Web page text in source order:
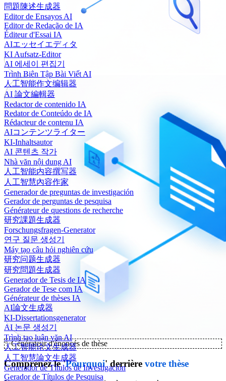
問題陳述生成器
Editor de Ensayos AI
Editor de Redação de IA
Éditeur d'Essai IA
AIエッセイエディタ
KI Aufsatz-Editor
AI 에세이 편집기
Trình Biên Tập Bài Viết AI
人工智能作文编辑器
AI 論文編輯器
Redactor de contenido IA
Redator de Conteúdo de IA
Rédacteur de contenu IA
AIコンテンツライター
KI-Inhaltsautor
AI 콘텐츠 작가
Nhà văn nội dung AI
人工智能内容撰写器
人工智慧內容作家
Generador de preguntas de investigación
Gerador de perguntas de pesquisa
Générateur de questions de recherche
研究課題生成器
Forschungsfragen-Generator
연구 질문 생성기
Máy tạo câu hỏi nghiên cứu
研究问题生成器
研究問題生成器
Generador de Tesis de IA
Gerador de Tese com IA
Générateur de thèses IA
AI論文生成器
KI-Dissertationsgenerator
AI 논문 생성기
Trình tạo luận văn AI
人工智能论文生成器
人工智慧論文生成器
Generador de Títulos de Investigación
Gerador de Títulos de Pesquisa
✨Générateur d'énoncés de thèse
Comprenez le 'Pourquoi' derrière votre thèse